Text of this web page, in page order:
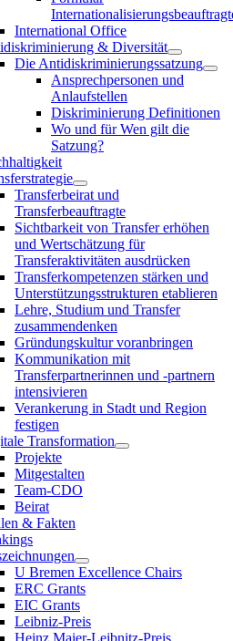
International Office
& Diversität
Die Antidiskriminierungssatzung
Ansprechpersonen und
Anlaufstellen
Diskriminierung Definitionen
Wo und für Wen gilt die
Satzung?
Transferbeirat und
Transferbeauftragte
Sichtbarkeit von Transfer erhöhen
und Wertschätzung für
Transferaktivitäten ausdrücken
Transferkompetenzen stärken und
Unterstützungsstrukturen etablieren
Lehre, Studium und Transfer
zusammendenken
Gründungskultur voranbringen
Kommunikation mit
Transferpartnerinnen und -partnern
intensivieren
Verankerung in Stadt und Region
festigen
Transformation
Projekte
Mitgestalten
Team-CDO
Beirat
& Fakten
U Bremen Excellence Chairs
ERC Grants
EIC Grants
Leibniz-Preis
Heinz Maier-Leibnitz-Preis